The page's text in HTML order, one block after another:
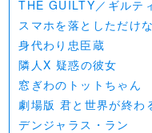
THE GUILTY／ギルテ
スマホを落としただけ
身代わり忠臣蔵
隣人X 疑惑の彼女
窓ぎわのトットちゃん
劇場版 君と世界が終わ
デンジャラス・ラン